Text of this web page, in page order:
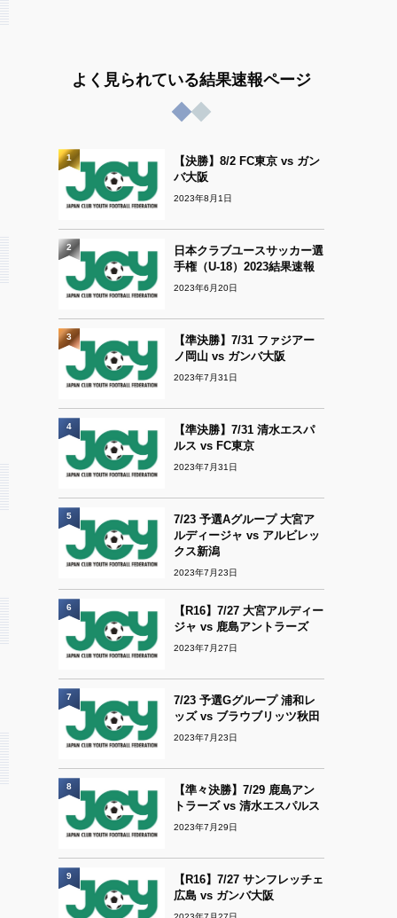
よく見られている結果速報ページ
【決勝】8/2 FC東京 vs ガン
バ大阪
2023年8月1日
1
日本クラブユースサッカー選
手権（U-18）2023結果速報
2023年6月20日
2
【準決勝】7/31 ファジアー
ノ岡山 vs ガンバ大阪
2023年7月31日
3
【準決勝】7/31 清水エスパ
ルス vs FC東京
2023年7月31日
4
7/23 予選Aグループ 大宮ア
ルディージャ vs アルビレッ
クス新潟
2023年7月23日
5
【R16】7/27 大宮アルディー
ジャ vs 鹿島アントラーズ
2023年7月27日
6
7/23 予選Gグループ 浦和レ
ッズ vs ブラウブリッツ秋田
2023年7月23日
7
【準々決勝】7/29 鹿島アン
トラーズ vs 清水エスパルス
2023年7月29日
8
【R16】7/27 サンフレッチェ
広島 vs ガンバ大阪
9